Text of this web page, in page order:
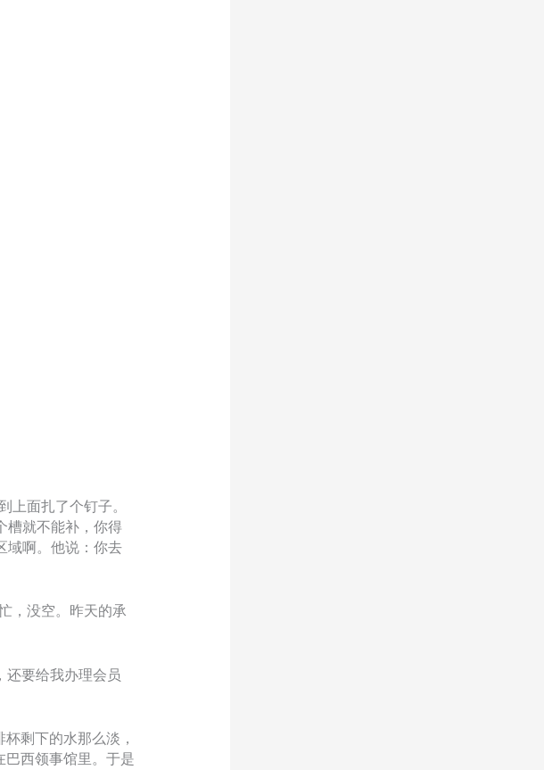
上面扎了个钉子。
槽就不能补，你得
域啊。他说：你去
，没空。昨天的承
还要给我办理会员
剩下的水那么淡，
巴西领事馆里。于是